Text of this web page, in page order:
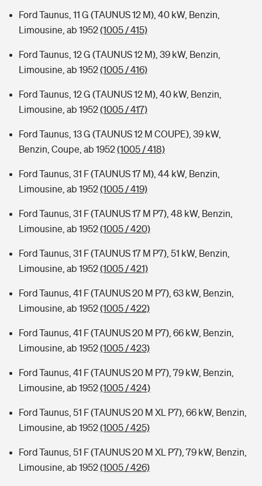
Ford Taunus, 11 G (TAUNUS 12 M), 40 kW, Benzin,
Limousine, ab 1952(1005 / 415)
Ford Taunus, 12 G (TAUNUS 12 M), 39 kW, Benzin,
Limousine, ab 1952(1005 / 416)
Ford Taunus, 12 G (TAUNUS 12 M), 40 kW, Benzin,
Limousine, ab 1952(1005 / 417)
Ford Taunus, 13 G (TAUNUS 12 M COUPE), 39 kW,
Benzin, Coupe, ab 1952(1005 / 418)
Ford Taunus, 31 F (TAUNUS 17 M), 44 kW, Benzin,
Limousine, ab 1952(1005 / 419)
Ford Taunus, 31 F (TAUNUS 17 M P7), 48 kW, Benzin,
Limousine, ab 1952(1005 / 420)
Ford Taunus, 31 F (TAUNUS 17 M P7), 51 kW, Benzin,
Limousine, ab 1952(1005 / 421)
Ford Taunus, 41 F (TAUNUS 20 M P7), 63 kW, Benzin,
Limousine, ab 1952(1005 / 422)
Ford Taunus, 41 F (TAUNUS 20 M P7), 66 kW, Benzin,
Limousine, ab 1952(1005 / 423)
Ford Taunus, 41 F (TAUNUS 20 M P7), 79 kW, Benzin,
Limousine, ab 1952(1005 / 424)
Ford Taunus, 51 F (TAUNUS 20 M XL P7), 66 kW, Benzin,
Limousine, ab 1952(1005 / 425)
Ford Taunus, 51 F (TAUNUS 20 M XL P7), 79 kW, Benzin,
Limousine, ab 1952(1005 / 426)